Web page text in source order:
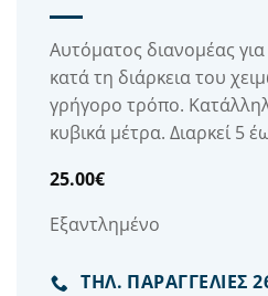
Αυτόματος διανομέας
κατά τη διάρκεια του
γρήγορο τρόπο.
κυβικά μέτρα. Διαρκεί 5
25.00€
Εξαντλημένο
ΤΗΛ. ΠΑΡΑΓΓΕΛΙΕΣ